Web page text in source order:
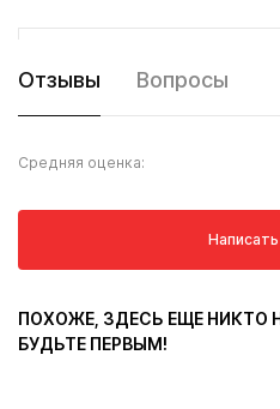
Отзывы Вопросы
Средняя оценка:
ПОХОЖЕ, ЗДЕСЬ ЕЩЕ НИКТО
БУДЬТЕ ПЕРВЫМ!